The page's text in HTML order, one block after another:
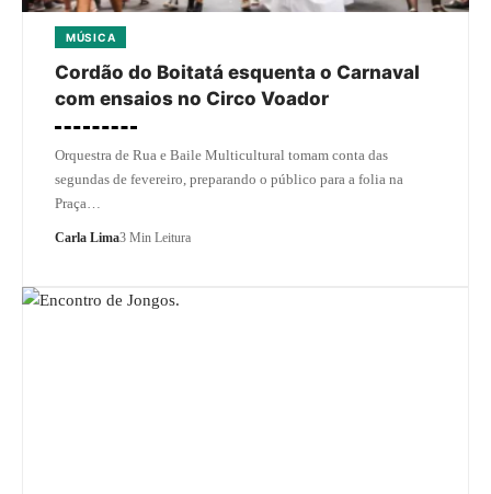
MÚSICA
Cordão do Boitatá esquenta o Carnaval
com ensaios no Circo Voador
Orquestra de Rua e Baile Multicultural tomam conta das
segundas de fevereiro, preparando o público para a folia na
Praça…
Carla Lima3 Min Leitura